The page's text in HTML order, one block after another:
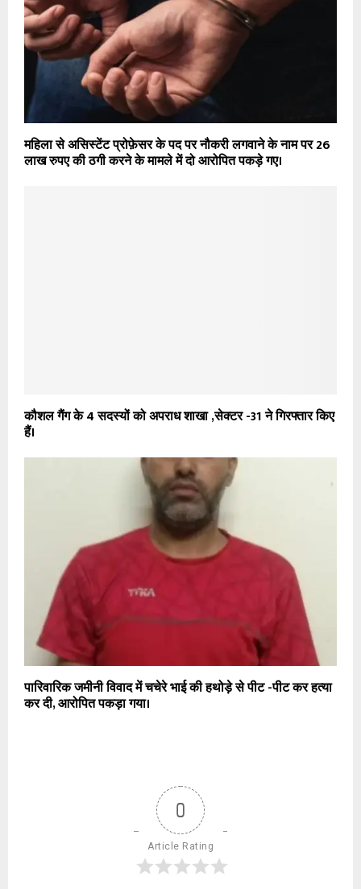
महिला से असिस्टेंट प्रोफ़ेसर के पद पर नौकरी लगवाने के नाम पर 26
लाख रुपए की ठगी करने के मामले में दो आरोपित पकड़े गए।
कौशल गैंग के 4 सदस्यों को अपराध शाखा ,सेक्टर -31 ने गिरफ्तार किए
हैं।
पारिवारिक जमीनी विवाद में चचेरे भाई की हथोड़े से पीट -पीट कर हत्या
कर दी, आरोपित पकड़ा गया।
0
Article Rating